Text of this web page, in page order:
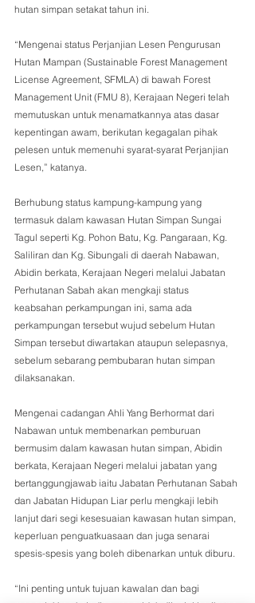
hutan simpan setakat tahun ini.
“Mengenai status Perjanjian Lesen Pengurusan
Hutan Mampan (Sustainable Forest Management
License Agreement, SFMLA) di bawah Forest
Management Unit (FMU 8), Kerajaan Negeri telah
memutuskan untuk menamatkannya atas dasar
kepentingan awam, berikutan kegagalan pihak
pelesen untuk memenuhi syarat-syarat Perjanjian
Lesen,” katanya.
Berhubung status kampung-kampung yang
termasuk dalam kawasan Hutan Simpan Sungai
Tagul seperti Kg. Pohon Batu, Kg. Pangaraan, Kg.
Saliliran dan Kg. Sibungali di daerah Nabawan,
Abidin berkata, Kerajaan Negeri melalui Jabatan
Perhutanan Sabah akan mengkaji status
keabsahan perkampungan ini, sama ada
perkampungan tersebut wujud sebelum Hutan
Simpan tersebut diwartakan ataupun selepasnya,
sebelum sebarang pembubaran hutan simpan
dilaksanakan.
Mengenai cadangan Ahli Yang Berhormat dari
Nabawan untuk membenarkan pemburuan
bermusim dalam kawasan hutan simpan, Abidin
berkata, Kerajaan Negeri melalui jabatan yang
bertanggungjawab iaitu Jabatan Perhutanan Sabah
dan Jabatan Hidupan Liar perlu mengkaji lebih
lanjut dari segi kesesuaian kawasan hutan simpan,
keperluan penguatkuasaan dan juga senarai
spesis-spesis yang boleh dibenarkan untuk diburu.
“Ini penting untuk tujuan kawalan dan bagi